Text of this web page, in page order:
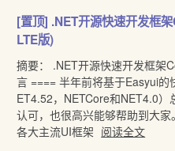
[置顶] .NET开源快速开发框
LTE版)
摘要： .NET开源快速开发框架
言 ==== 半年前将基于Easyui
ET4.52，NETCore和NET4.0
认可，也很高兴能够帮助到大
各大主流UI框架 阅读全文